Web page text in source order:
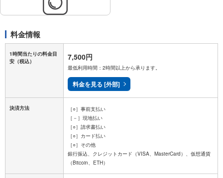
料金情報
1時間当たりの料金目
安 （税込） 7,500円
最低利用時間：2時間以上から承ります。
料金を見る [外部]
決済方法
［○］事前支払い
［－］現地払い
［○］請求書払い
［○］カード払い
［○］その他
銀行振込、クレジットカード（VISA、MasterCard）、仮想通貨